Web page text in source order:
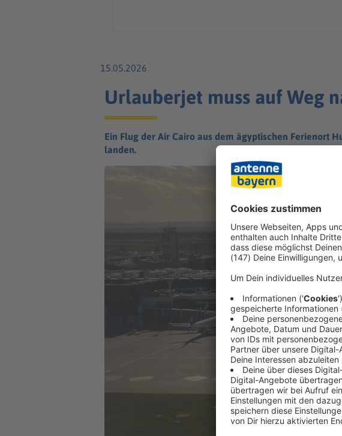
15.05.2026
Urlauberjet muss auf Weg
Ein Flug der Air Cairo aus dem ägyptischen Ferienort
landen.